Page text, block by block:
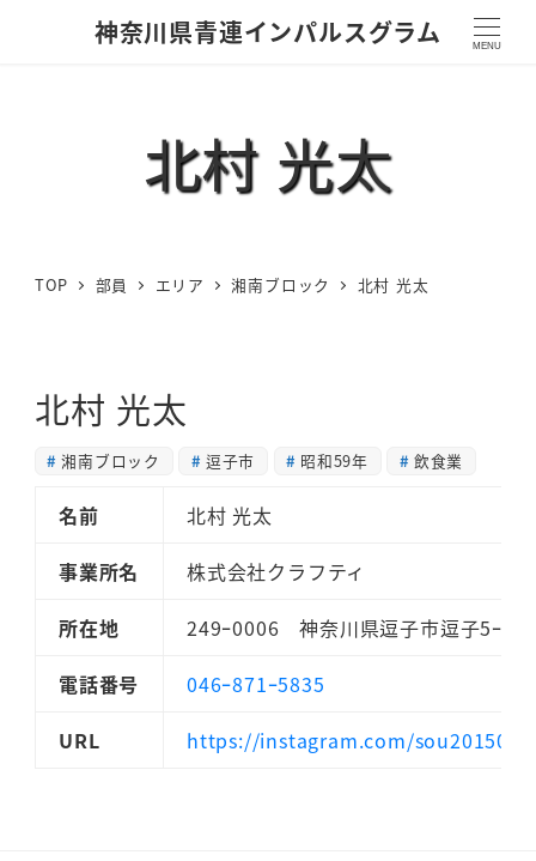
神奈川県青連インパルスグラム MENU
北村 光太
TOP 部員 エリア 湘南ブロック 北村 光太
北村 光太
湘南ブロック 逗子市 昭和59年 飲食業
名前
北村 光太
事業所名
株式会社クラフティ
所在地
249ｰ0006 神奈川県逗子市逗子5ｰ8ｰ3
電話番号
046ｰ871ｰ5835
URL
https://instagram.com/